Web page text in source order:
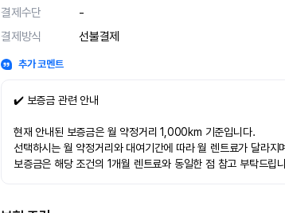
결제수단
-
결제방식
선불결제
추가 코멘트
✔️ 보증금 관련 안내
현재 안내된 보증금은 월 약정거리 1,000km 기준입니다.
선택하시는 월 약정거리와 대여기간에 따라 월 렌트료가 달라지
보증금은 해당 조건의 1개월 렌트료와 동일한 점 참고 부탁드립